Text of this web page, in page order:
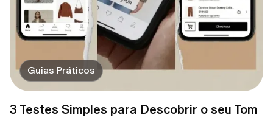
Guias Práticos
3 Testes Simples para Descobrir o seu Tom